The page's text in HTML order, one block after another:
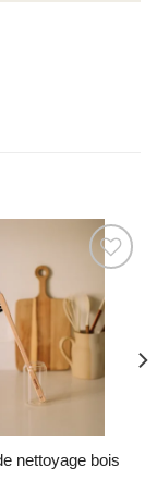
la liste d’envies
nettoyage bois